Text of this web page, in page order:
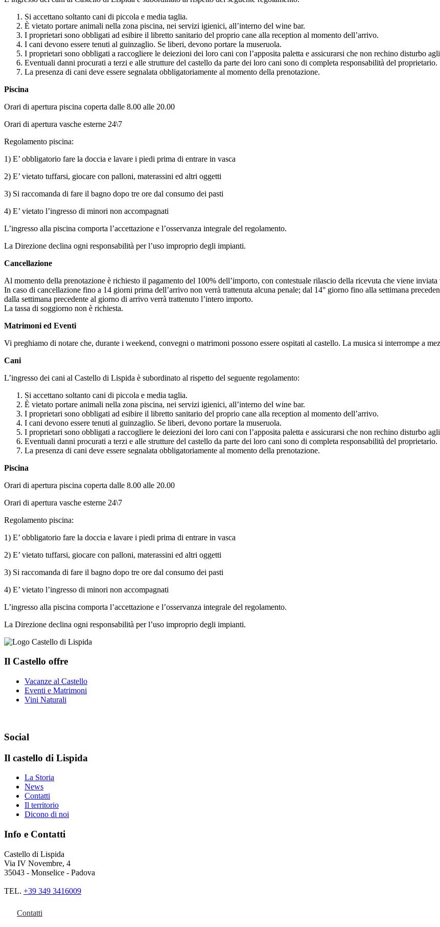
Si accettano soltanto cani di piccola e media taglia.
È vietato portare animali nella zona piscina, nei servizi igienici, all’interno del wine bar.
I proprietari sono obbligati ad esibire il libretto sanitario del proprio cane alla reception al momento dell’arrivo.
I cani devono essere tenuti al guinzaglio. Se liberi, devono portare la museruola.
I proprietari sono obbligati a raccogliere le deiezioni dei loro cani con l’apposita paletta e assicurarsi che non rechino disturbo
Eventuali danni procurati a terzi e alle strutture del castello da parte dei loro cani sono di completa responsabilità del proprietario.
La presenza di cani deve essere segnalata obbligatoriamente al momento della prenotazione.
Piscina
Orari di apertura piscina coperta dalle 8.00 alle 20.00
Orari di apertura vasche esterne 24\7
Regolamento piscina:
1) E’ obbligatorio fare la doccia e lavare i piedi prima di entrare in vasca
2) E’ vietato tuffarsi, giocare con palloni, materassini ed altri oggetti
3) Si raccomanda di fare il bagno dopo tre ore dal consumo dei pasti
4) E’ vietato l’ingresso di minori non accompagnati
L’ingresso alla piscina comporta l’accettazione e l’osservanza integrale del regolamento.
La Direzione declina ogni responsabilità per l’uso improprio degli impianti.
Cancellazione
Al momento della prenotazione è richiesto il pagamento del 100% dell’importo, con contestuale rilascio della ricevuta che viene inviata
In caso di cancellazione fino a 14 giorni prima dell’arrivo non verrà trattenuta alcuna penale; dal 14° giorno fino alla settimana
dalla settimana precedente al giorno di arrivo verrà trattenuto l’intero importo.
La tassa di soggiorno non è richiesta.
Matrimoni ed Eventi
Vi preghiamo di notare che, durante i weekend, convegni o matrimoni possono essere ospitati al castello. La musica si interrompe a
Cani
L’ingresso dei cani al Castello di Lispida è subordinato al rispetto del seguente regolamento:
Si accettano soltanto cani di piccola e media taglia.
È vietato portare animali nella zona piscina, nei servizi igienici, all’interno del wine bar.
I proprietari sono obbligati ad esibire il libretto sanitario del proprio cane alla reception al momento dell’arrivo.
I cani devono essere tenuti al guinzaglio. Se liberi, devono portare la museruola.
I proprietari sono obbligati a raccogliere le deiezioni dei loro cani con l’apposita paletta e assicurarsi che non rechino disturbo
Eventuali danni procurati a terzi e alle strutture del castello da parte dei loro cani sono di completa responsabilità del proprietario.
La presenza di cani deve essere segnalata obbligatoriamente al momento della prenotazione.
Piscina
Orari di apertura piscina coperta dalle 8.00 alle 20.00
Orari di apertura vasche esterne 24\7
Regolamento piscina:
1) E’ obbligatorio fare la doccia e lavare i piedi prima di entrare in vasca
2) E’ vietato tuffarsi, giocare con palloni, materassini ed altri oggetti
3) Si raccomanda di fare il bagno dopo tre ore dal consumo dei pasti
4) E’ vietato l’ingresso di minori non accompagnati
L’ingresso alla piscina comporta l’accettazione e l’osservanza integrale del regolamento.
La Direzione declina ogni responsabilità per l’uso improprio degli impianti.
Il Castello offre
Vacanze al Castello
Eventi e Matrimoni
Vini Naturali
Social
Il castello di Lispida
La Storia
News
Contatti
Il territorio
Dicono di noi
Info e Contatti
Castello di Lispida
Via IV Novembre, 4
35043 - Monselice - Padova
TEL. +39 349 3416009
Contatti